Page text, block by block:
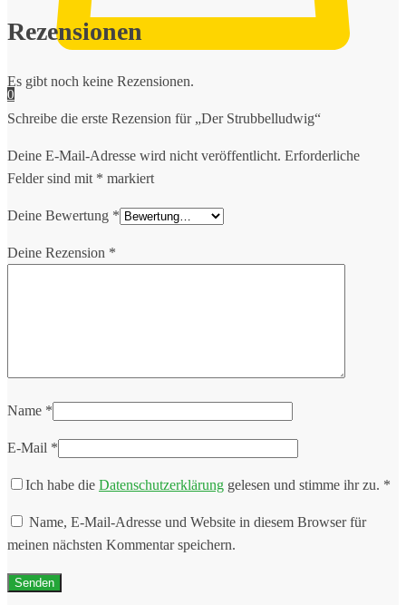
0
Rezensionen
Es gibt noch keine Rezensionen.
Schreibe die erste Rezension für „Der Strubbelludwig“
Deine E-Mail-Adresse wird nicht veröffentlicht. Erforderliche
Felder sind mit * markiert
Deine Bewertung *
Deine Rezension *
Name *
E-Mail *
Ich habe die Datenschutzerklärung gelesen und stimme ihr zu. *
Name, E-Mail-Adresse und Website in diesem Browser für
meinen nächsten Kommentar speichern.